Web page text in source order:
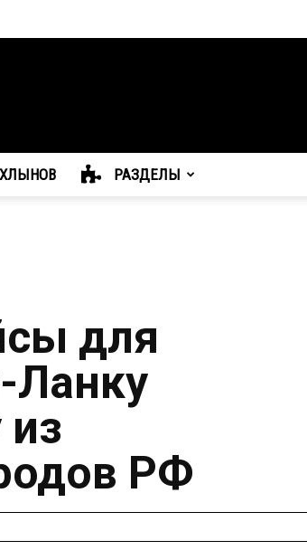
РАЗДЕЛЫ
для
Ланку
из
РФ